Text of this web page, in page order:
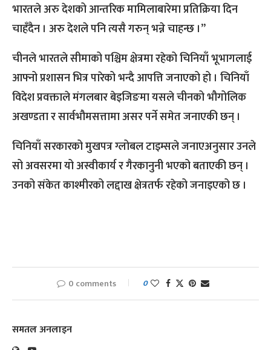
भारतले अरु देशको आन्तरिक मामिलाबारेमा प्रतिक्रिया दिन
चाहँदैन । अरु देशले पनि त्यसै गरुन् भन्ने चाहन्छ ।”
चीनले भारतले सीमाको पश्चिम क्षेत्रमा रहेको चिनियाँ भूभागलाई
आफ्नो प्रशासन भित्र पारेको भन्दै आपत्ति जनाएको हो । चिनियाँ
विदेश प्रवक्ताले मंगलबार बेइजिङमा यसले चीनको भौगोलिक
अखण्डता र सार्वभौमसत्तामा असर पर्ने समेत जनाएकी छन् ।
चिनियाँ सरकारको मुखपत्र ग्लोबल टाइम्सले जनाएअनुसार उनले
सो अवसरमा यो अस्वीकार्य र गैरकानुनी भएको बताएकी छन् ।
उनको संकेत काश्मीरको लद्दाख क्षेत्रतर्फ रहेको जनाइएको छ ।
0 comments 0
समतल अनलाइन